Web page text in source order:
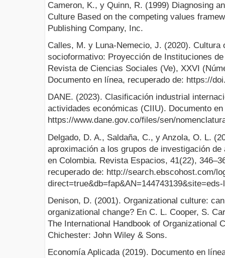
Cameron, K., y Quinn, R. (1999) Diagnosing
Culture Based on the competing values
Publishing Company, Inc.
Calles, M. y Luna-Nemecio, J. (2020). Cultura
socioformativo: Proyección de Instituciones
Revista de Ciencias Sociales (Ve), XXVI
Documento en línea, recuperado de: https://
DANE. (2023). Clasificación industrial
actividades económicas (CIIU). Documento
https://www.dane.gov.co/files/sen/
Delgado, D. A., Saldaña, C., y Anzola, O. L.
aproximación a los grupos de investigación
en Colombia. Revista Espacios, 41(22),
recuperado de: http://search.ebscohost.com/
Denison, D. (2001). Organizational culture:
organizational change? En C. L. Cooper, S.
The International Handbook of Organizational
Chichester: John Wiley & Sons.
Economía Aplicada (2019). Documento en